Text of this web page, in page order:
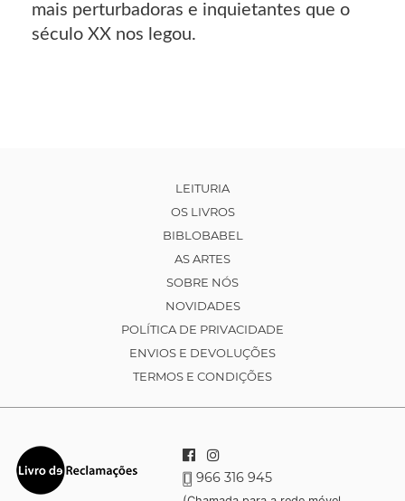
mais perturbadoras e inquietantes que o
século XX nos legou.
LEITURIA
OS LIVROS
BIBLOBABEL
AS ARTES
SOBRE NÓS
NOVIDADES
POLÍTICA DE PRIVACIDADE
ENVIOS E DEVOLUÇÕES
TERMOS E CONDIÇÕES
966 316 945